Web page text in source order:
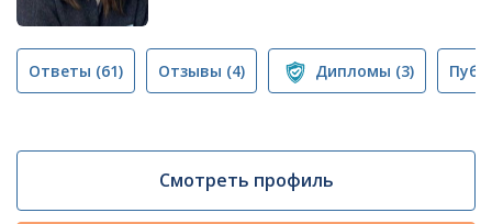
Ответы (61) Отзывы (4) Дипломы (3)
Смотреть профиль